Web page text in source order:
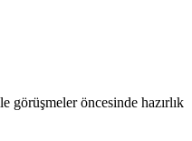
görüşmeler öncesinde hazırlık